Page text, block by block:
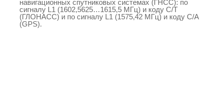
навигационных спутниковых системах (ГНСС): по
сигналу L1 (1602,5625…1615,5 МГц) и коду С/Т
(ГЛОНАСС) и по сигналу L1 (1575,42 МГц) и коду С/А
(GPS).